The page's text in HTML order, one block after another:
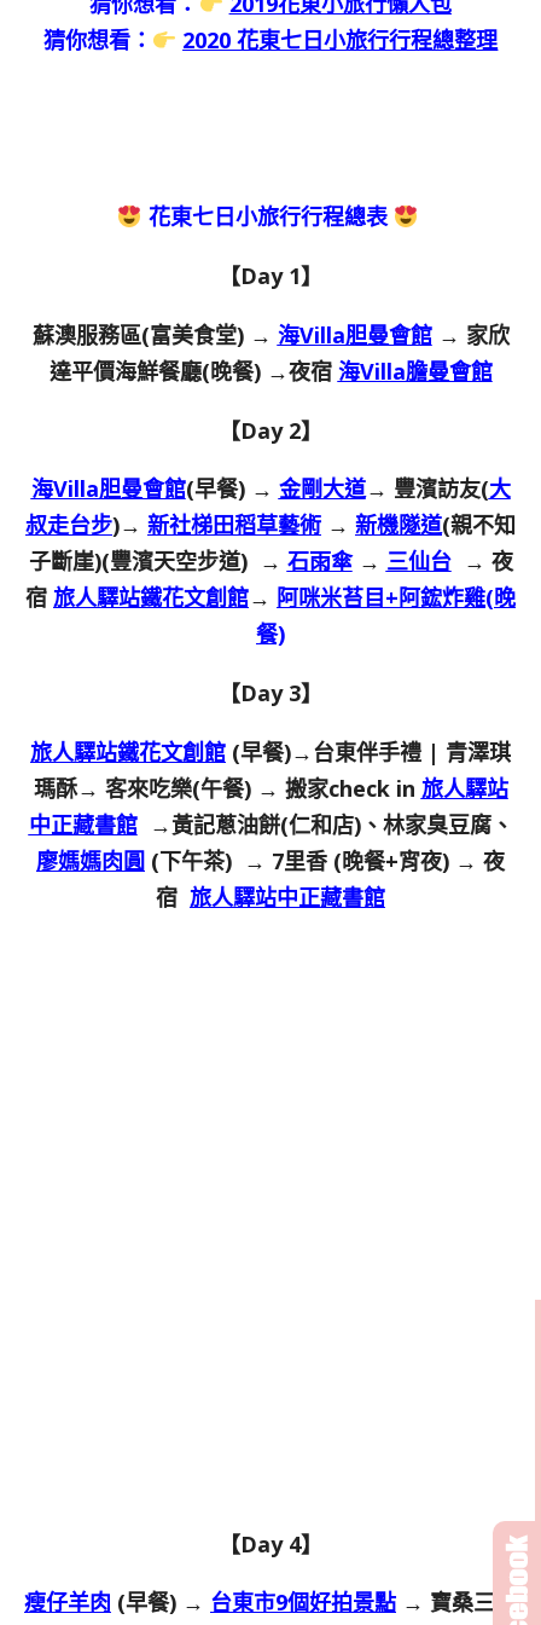
猜你想看：
2020 花東七日小旅行行程總整理
花東七日小旅行行程總表
【Day 1】
蘇澳服務區(富美食堂) → 海Villa胆曼會館→ 家欣
達平價海鮮餐廳(晚餐) →夜宿 海Villa膽曼會館
【Day 2】
海Villa胆曼會館(早餐) → 金剛大道→ 豐濱訪友(大
叔走台步)→ 新社梯田稻草藝術 → 新機隧道(親不知
子斷崖)(豐濱天空步道) → 石雨傘→ 三仙台→ 夜
宿 旅人驛站鐵花文創館→ 阿咪米苔目+阿鋐炸雞(晚
餐)
【Day 3】
旅人驛站鐵花文創館 (早餐)→台東伴手禮 | 青澤琪
瑪酥→ 客來吃樂(午餐) → 搬家check in 旅人驛站
中正藏書館 →黃記蔥油餅(仁和店)、林家臭豆腐、
廖媽媽肉圓 (下午茶) → 7里香 (晚餐+宵夜) → 夜
宿 旅人驛站中正藏書館
【Day 4】
瘦仔羊肉 (早餐) → 台東市9個好拍景點 → 寶桑三代